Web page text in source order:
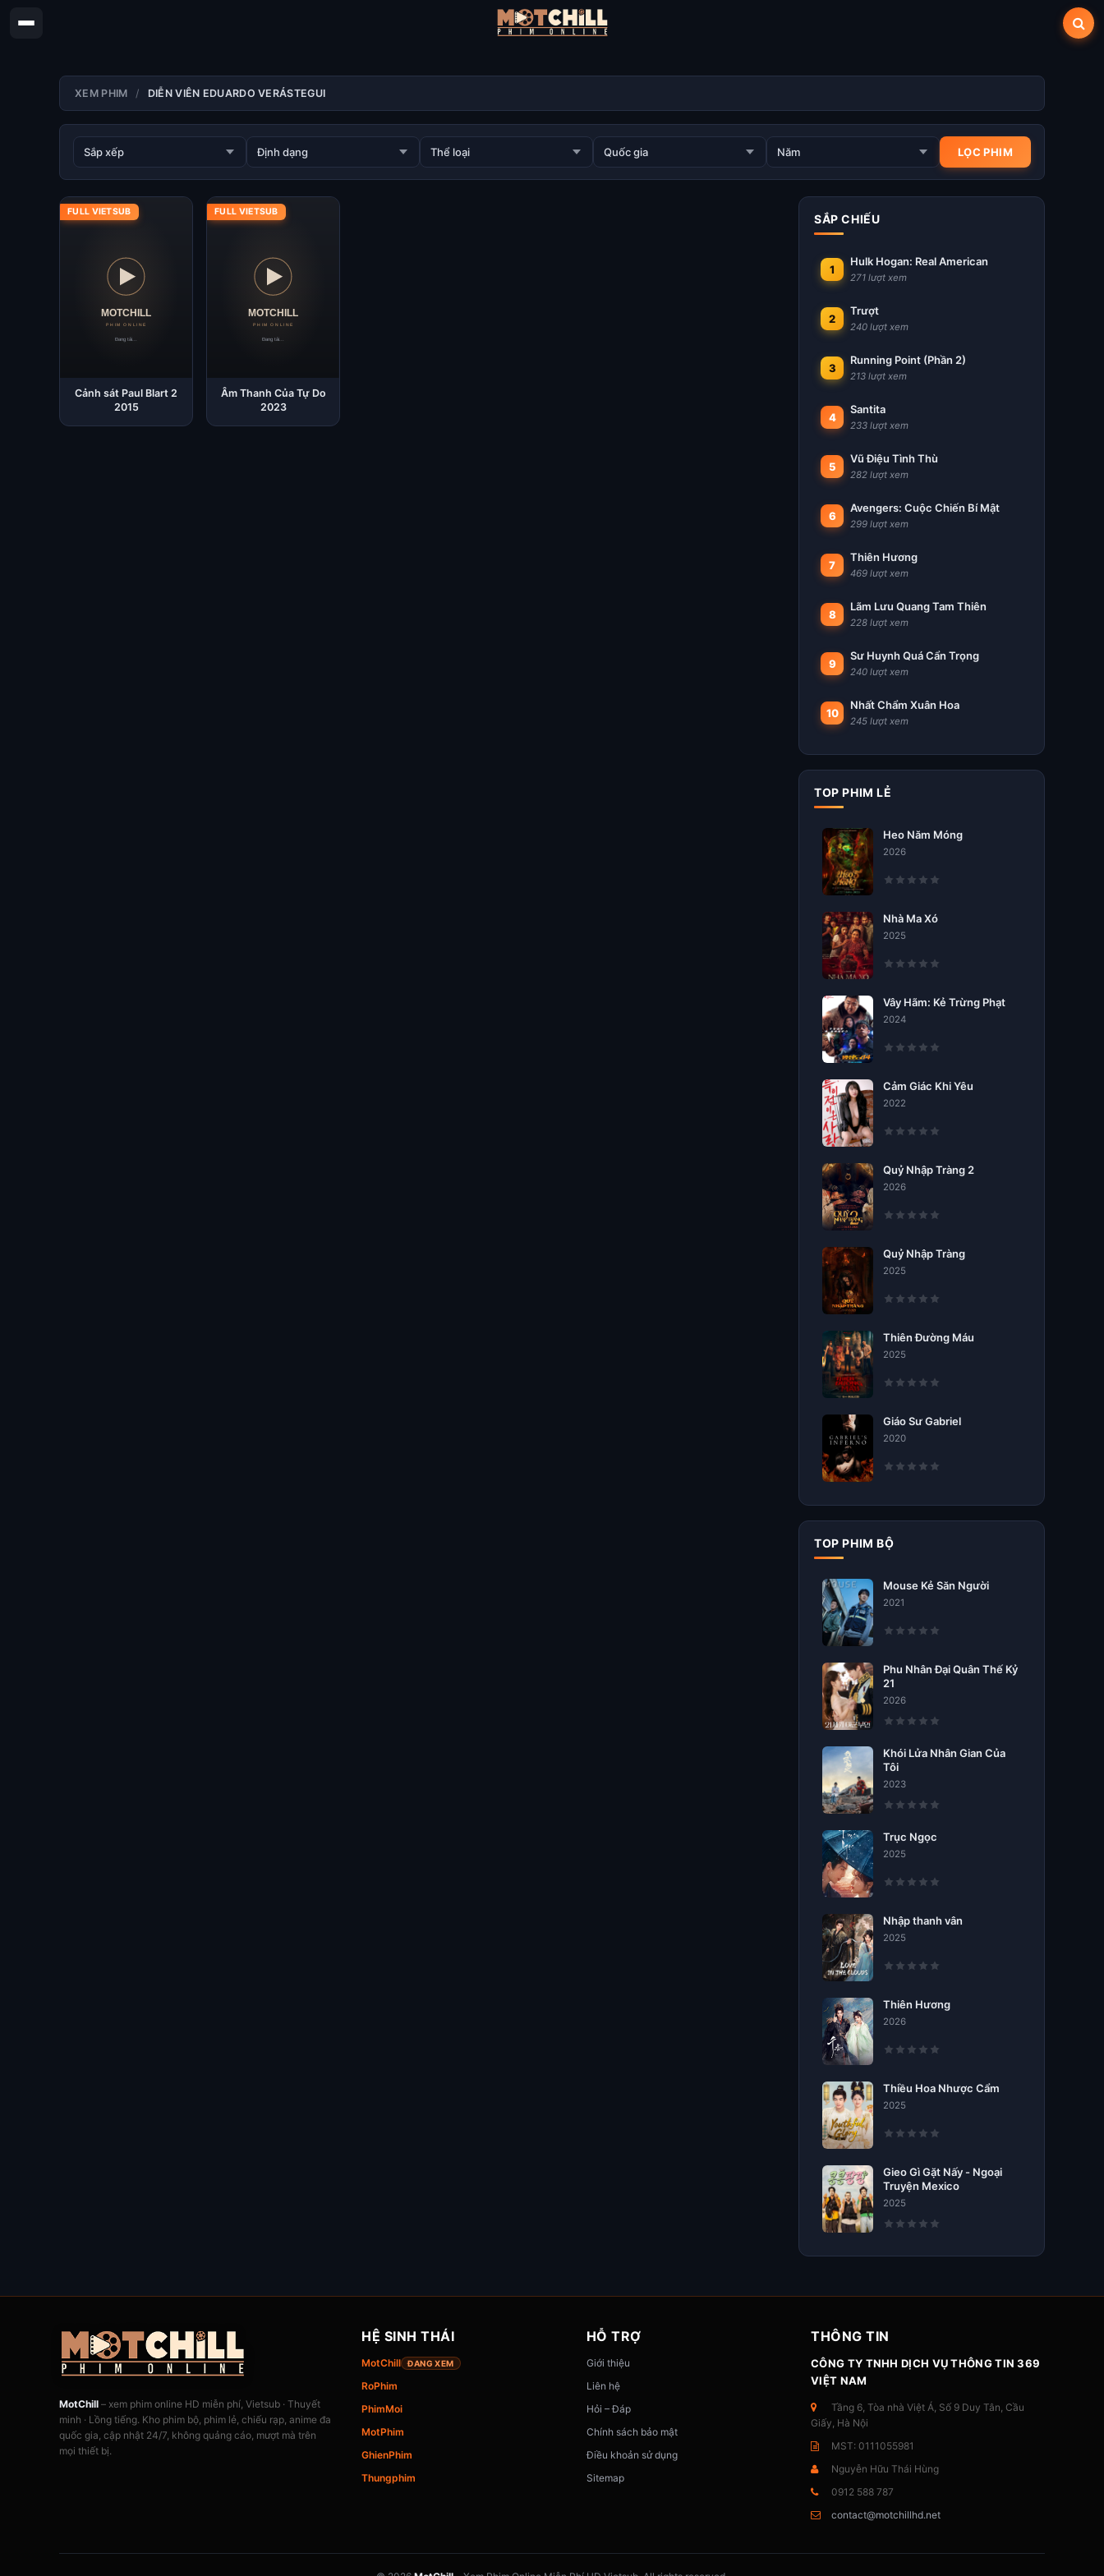
XEM PHIM DIỄN VIÊN EDUARDO VERÁSTEGUI
FULL VIETSUB
Cảnh sát Paul Blart 2
2015
FULL VIETSUB
Âm Thanh Của Tự Do
2023
SẮP CHIẾU
1
Hulk Hogan: Real American
271 lượt xem
2
Trượt
240 lượt xem
3
Running Point (Phần 2)
213 lượt xem
4
Santita
233 lượt xem
5
Vũ Điệu Tình Thù
282 lượt xem
6
Avengers: Cuộc Chiến Bí Mật
299 lượt xem
7
Thiên Hương
469 lượt xem
8
Lãm Lưu Quang Tam Thiên
228 lượt xem
9
Sư Huynh Quá Cẩn Trọng
240 lượt xem
10
Nhất Chẩm Xuân Hoa
245 lượt xem
TOP PHIM LẺ
Heo Năm Móng
2026
Nhà Ma Xó
2025
Vây Hãm: Kẻ Trừng Phạt
2024
Cảm Giác Khi Yêu
2022
Quỷ Nhập Tràng 2
2026
Quỷ Nhập Tràng
2025
Thiên Đường Máu
2025
Giáo Sư Gabriel
2020
TOP PHIM BỘ
Mouse Kẻ Săn Người
2021
Phu Nhân Đại Quân Thế Kỷ
21
2026
Khói Lửa Nhân Gian Của
Tôi
2023
Trục Ngọc
2025
Nhập thanh vân
2025
Thiên Hương
2026
Thiều Hoa Nhược Cẩm
2025
Gieo Gì Gặt Nấy - Ngoại
Truyện Mexico
2025
MotChill – xem phim online HD miễn phí, Vietsub · Thuyết
minh · Lồng tiếng. Kho phim bộ, phim lẻ, chiếu rạp, anime đa
quốc gia, cập nhật 24/7, không quảng cáo, mượt mà trên
mọi thiết bị.
HỆ SINH THÁI
MotChill ĐANG XEM
RoPhim
PhimMoi
MotPhim
GhienPhim
Thungphim
HỖ TRỢ
Giới thiệu
Liên hệ
Hỏi – Đáp
Chính sách bảo mật
Điều khoản sử dụng
Sitemap
THÔNG TIN
CÔNG TY TNHH DỊCH VỤ THÔNG TIN 369
VIỆT NAM
Tầng 6, Tòa nhà Việt Á, Số 9 Duy Tân, Cầu
Giấy, Hà Nội
MST: 0111055981
Nguyễn Hữu Thái Hùng
0912 588 787
contact@motchillhd.net